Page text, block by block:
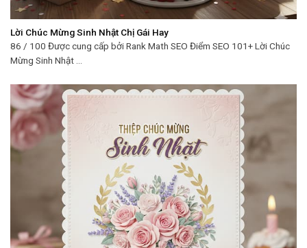
Lời Chúc Mừng Sinh Nhật Chị Gái Hay
86 / 100 Được cung cấp bởi Rank Math SEO Điểm SEO 101+ Lời Chúc
Mừng Sinh Nhật ...